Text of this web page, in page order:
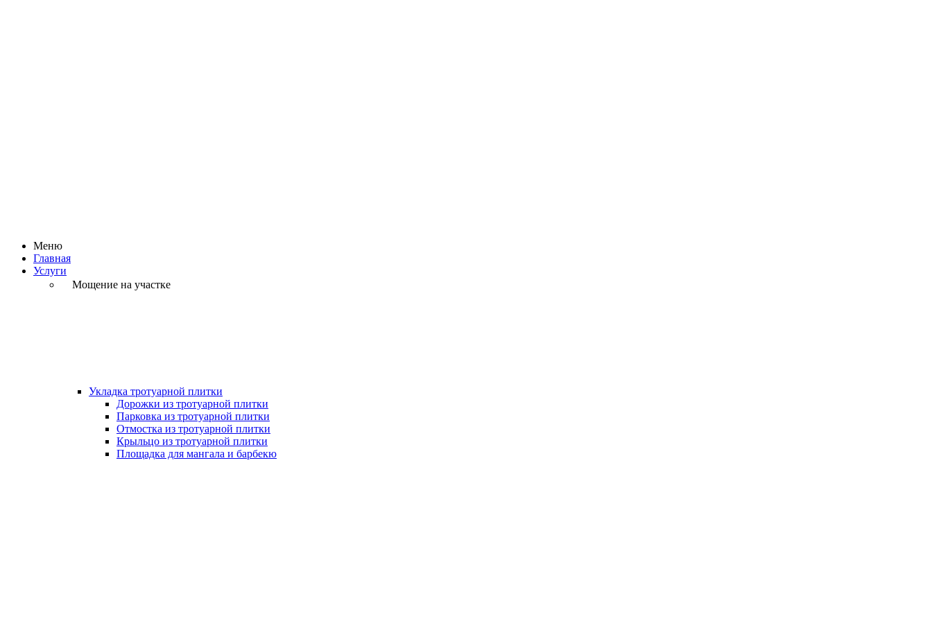
Меню
Главная
Услуги
Мощение на участке
Укладка тротуарной плитки
Дорожки из тротуарной плитки
Парковка из тротуарной плитки
Отмостка из тротуарной плитки
Крыльцо из тротуарной плитки
Площадка для мангала и барбекю